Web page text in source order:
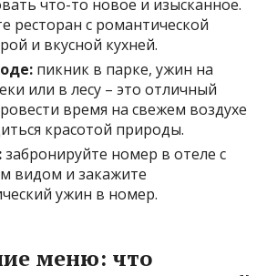
что-то новое и изысканное.
ресторан с романтической
и вкусной кухней.
пикник в парке, ужин на
или в лесу – это отличный
время на свежем воздухе
красотой природы.
забронируйте номер в отеле с
видом и закажите
ужин в номер.
меню: что